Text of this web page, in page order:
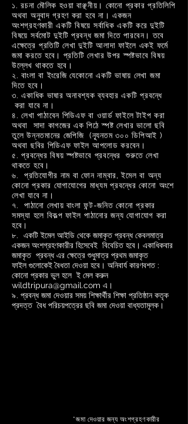
১. রচনা মৌলিক হওয়া বাঞ্ছনীয়। কোনো প্রকার প্রতিলিপি
অথবা অনুবাদ গ্রহণ করা হবে না। একজন
অংশগ্রহণকারী একটি বিষয়ে সর্বাধিক একটি করে দুইটি
বিষয়ে সর্বমোট দুইটি প্রবন্ধ জমা দিতে পারবেন। তবে
এক্ষেত্রে প্রতিটি লেখা দুইটি আলাদা ফাইলে একই ফর্মে
জমা করতে হবে। প্রতিটি লেখার উপর স্পষ্টভাবে বিষয়
উল্লেখ থাকতে হবে।
২. বাংলা বা ইংরেজি যেকোনো একটি ভাষায় লেখা জমা
দিতে হবে।
৩. একাধিক ভাষার অনাবশ্যক ব্যবহার একটি প্রবন্ধে
করা যাবে না।
৪. লেখা পাঠাবেন পিডিএফ বা ওয়ার্ড ফাইলে টাইপ করা
অথবা সাদা কাগজের এক পিঠেস্পষ্ট লেখার ভালো ছবি
তুলে উন্নতমানের জেপিজি (ন্যূনতম ৩০০ ডিপিআই )
অথবা ছবির পিডিএফ ফাইল আপলোড করবেন।
৫. প্রবন্ধের বিষয় স্পষ্টভাবে প্রবন্ধের শুরুতে লেখা
থাকতে হবে।
৬. প্রতিযোগীর নাম বা ফোন নাম্বার, ইমেল বা অন্য
কোনো প্রকার যোগাযোগের মাধ্যম প্রবন্ধের কোনো অংশে
লেখা যাবে না।
৭. পাঠানো লেখায় বাংলা ফন্ট-জনিত কোনো প্রকার
সমস্যা হলে বিকল্প ফাইল পাঠানোর জন্য যোগাযোগ করা
হবে।
৮.
একটি ইমেল আইডি থেকে জমাকৃত প্রবন্ধ কেবলমাত্র
একজন অংশগ্রহণকারীর হিসেবেই বিবেচিত হবে। একাধিকবার
জমাকৃত প্রবন্ধ এর ক্ষেত্রে শুধুমাত্র প্রথম জমাকৃত
ফাইল গুলোকেই বৈধতা দেওয়া হবে। অনিবার্য কারণবশত :
কোনো প্রকার ভুল হলে ই মেল করুন
wildtripura@gmail.com এ।
৯. প্রবন্ধজমা দেওয়ার সময় শিক্ষার্থীর শিক্ষা প্রতিষ্ঠানকতৃক
প্রদত্ত বৈধ পরিচয়পত্রের ছবি জমা দেওয়া বাধ্যতামূলক।
*জমা দেওয়ার জন্য অংশগ্রহণকারীর